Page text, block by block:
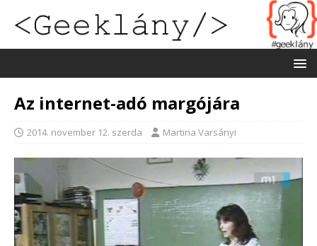
Az internet-adó margójára
2014. november 12. szerda Martina Varsányi